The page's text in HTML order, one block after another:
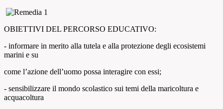
OBIETTIVI DEL PERCORSO EDUCATIVO:
- informare in merito alla tutela e alla protezione degli ecosistemi
marini e su
come l’azione dell’uomo possa interagire con essi;
- sensibilizzare il mondo scolastico sui temi della maricoltura e
acquacoltura